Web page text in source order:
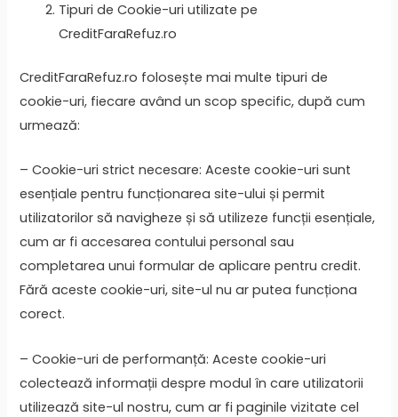
Tipuri de Cookie-uri utilizate pe
CreditFaraRefuz.ro
CreditFaraRefuz.ro folosește mai multe tipuri de
cookie-uri, fiecare având un scop specific, după cum
urmează:
– Cookie-uri strict necesare: Aceste cookie-uri sunt
esențiale pentru funcționarea site-ului și permit
utilizatorilor să navigheze și să utilizeze funcții esențiale,
cum ar fi accesarea contului personal sau
completarea unui formular de aplicare pentru credit.
Fără aceste cookie-uri, site-ul nu ar putea funcționa
corect.
– Cookie-uri de performanță: Aceste cookie-uri
colectează informații despre modul în care utilizatorii
utilizează site-ul nostru, cum ar fi paginile vizitate cel